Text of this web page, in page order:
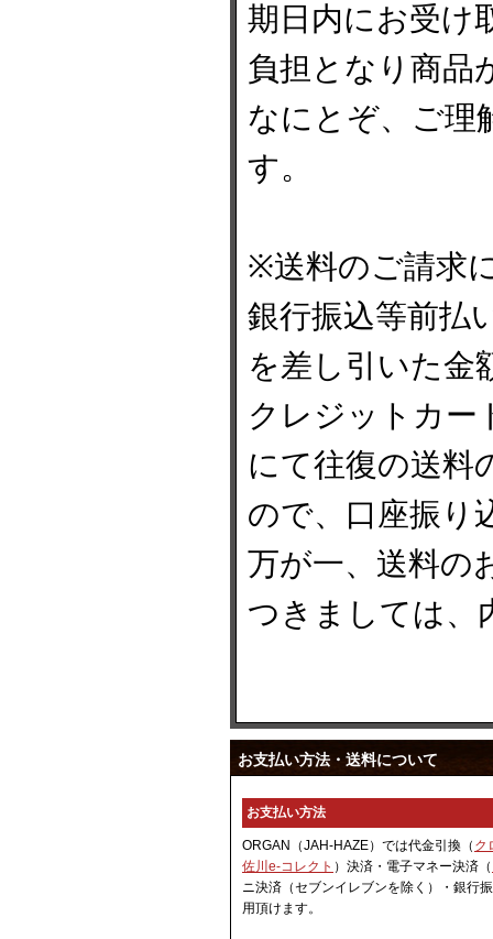
期日内にお受け
負担となり商品
なにとぞ、ご理
す。
※送料のご請求
銀行振込等前払
を差し引いた金
クレジットカー
にて往復の送料
ので、口座振り
万が一、送料の
つきましては、
お支払い方法・送料について
お支払い方法
ORGAN（JAH-HAZE）では代金引換（ ク
佐川e-コレクト ）決済・電子マネー決済（
ニ決済（セブンイレブンを除く）・銀行
用頂けます。